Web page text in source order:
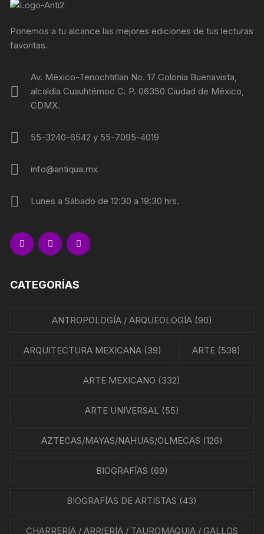
Ponemos a tu alcance las mejores ediciones de tus lecturas
favoritas.
Av. México-Tenochtitlan No. 17 Colonia Buenavista,
alcaldía Cuauhtémoc C. P. 06350 Ciudad de México,
CDMX.
55-3240-6542 y 55-7095-4019
info@antiqua.mx
Lunes a Sábado de 12:30 a 19:30 hrs.
CATEGORÍAS
ANTROPOLOGÍA / ARQUEOLOGÍA(90)
ARQUITECTURA MEXICANA(39) ARTE (538)
ARTE MEXICANO (332)
ARTE UNIVERSAL (55)
AZTECAS/MAYAS/NAHUAS/OLMECAS (126)
BIOGRAFÍAS (69)
BIOGRAFÍAS DE ARTISTAS (43)
CHARRERÍA / ARRIERÍA / TAUROMAQUIA / GALLOS